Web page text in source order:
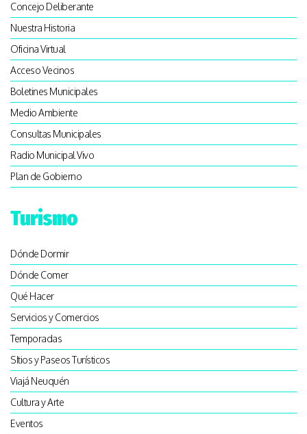
Concejo Deliberante
Nuestra Historia
Oficina Virtual
Acceso Vecinos
Boletines Municipales
Medio Ambiente
Consultas Municipales
Radio Municipal Vivo
Plan de Gobierno
Turismo
Dónde Dormir
Dónde Comer
Qué Hacer
Servicios y Comercios
Temporadas
SItios y Paseos Turísticos
Viajá Neuquén
Cultura y Arte
Eventos